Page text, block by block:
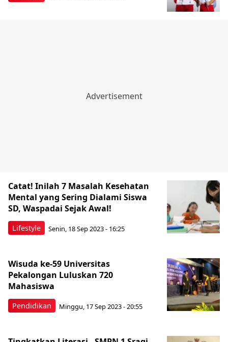
Lifestyle
Catat! Inilah 7 Masalah Kesehatan
Mental yang Sering Dialami Siswa
SD, Waspadai Sejak Awal!
Senin, 18 Sep 2023 - 16:25
Pendidikan
Wisuda ke-59 Universitas
Pekalongan Luluskan 720
Mahasiswa
Minggu, 17 Sep 2023 - 20:55